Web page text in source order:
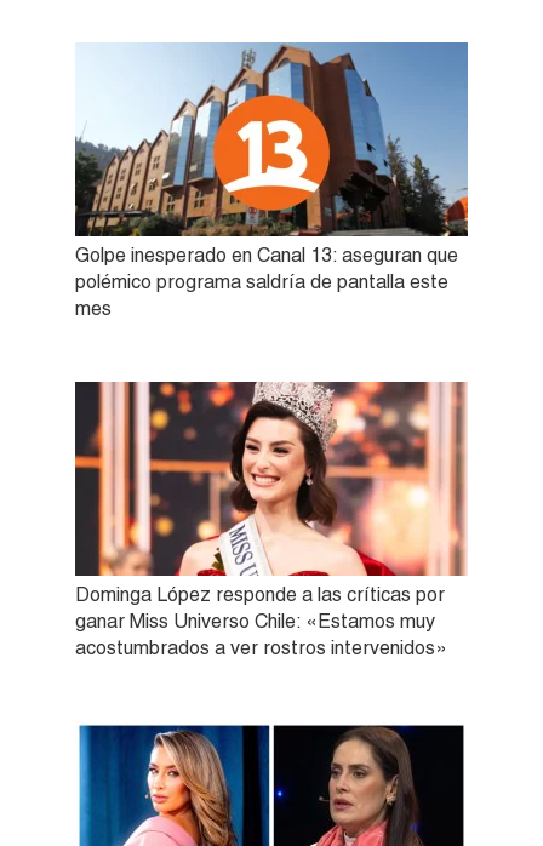
Golpe inesperado en Canal 13: aseguran que
polémico programa saldría de pantalla este
mes
Dominga López responde a las críticas por
ganar Miss Universo Chile: «Estamos muy
acostumbrados a ver rostros intervenidos»